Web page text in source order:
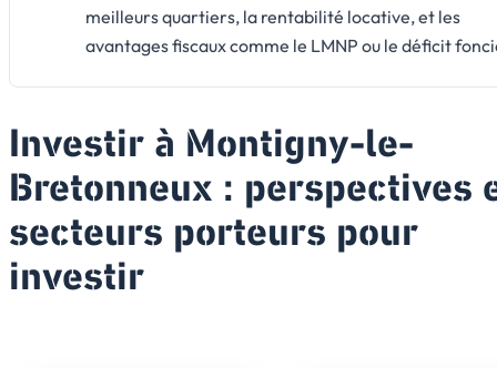
meilleurs quartiers, la rentabilité locative, et les
avantages fiscaux comme le LMNP ou le déficit
Investir à Montigny-le-
Bretonneux : perspectives
secteurs porteurs pour
investir